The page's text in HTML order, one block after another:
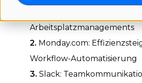
Arbeitsplatzmanagements
Monday.com:
Workflow-Automatisierung
Slack: